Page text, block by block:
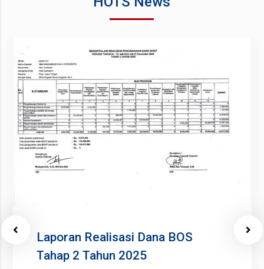
Laporan Realisasi Dana BOS
Tahap 2 Tahun 2025